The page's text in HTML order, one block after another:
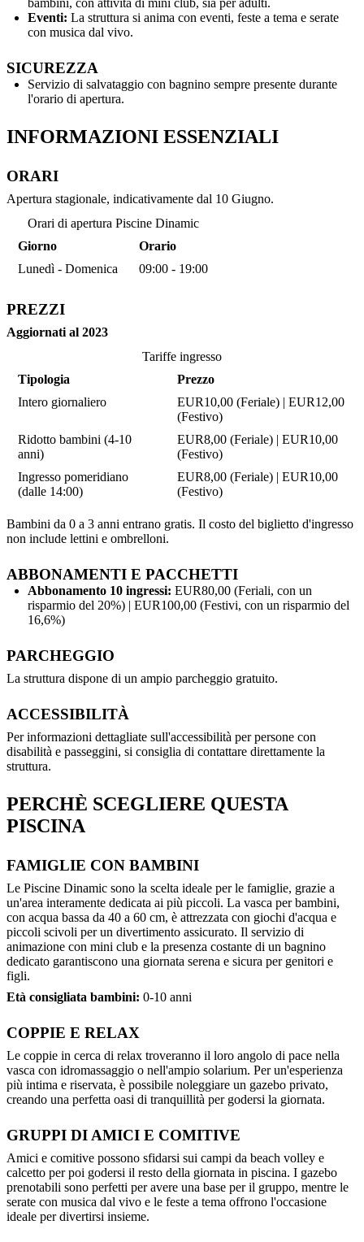
Eventi: La struttura si anima con eventi, feste a tema e serate
con musica dal vivo.
SICUREZZA
Servizio di salvataggio con bagnino sempre presente durante
l'orario di apertura.
INFORMAZIONI ESSENZIALI
ORARI
Apertura stagionale, indicativamente dal 10 Giugno.
Orari di apertura Piscine Dinamic
Giorno
Orario
Lunedì - Domenica
09:00 - 19:00
PREZZI
Aggiornati al 2023
Tariffe ingresso
Tipologia
Prezzo
Intero giornaliero
EUR10,00 (Feriale) | EUR12,00
(Festivo)
Ridotto bambini (4-10
anni)
EUR8,00 (Feriale) | EUR10,00
(Festivo)
Ingresso pomeridiano
(dalle 14:00)
EUR8,00 (Feriale) | EUR10,00
(Festivo)
Bambini da 0 a 3 anni entrano gratis. Il costo del biglietto d'ingresso
non include lettini e ombrelloni.
ABBONAMENTI E PACCHETTI
Abbonamento 10 ingressi: EUR80,00 (Feriali, con un
risparmio del 20%) | EUR100,00 (Festivi, con un risparmio del
16,6%)
PARCHEGGIO
La struttura dispone di un ampio parcheggio gratuito.
ACCESSIBILITÀ
Per informazioni dettagliate sull'accessibilità per persone con
disabilità e passeggini, si consiglia di contattare direttamente la
struttura.
PERCHÈ SCEGLIERE QUESTA
PISCINA
FAMIGLIE CON BAMBINI
Le Piscine Dinamic sono la scelta ideale per le famiglie, grazie a
un'area interamente dedicata ai più piccoli. La vasca per bambini,
con acqua bassa da 40 a 60 cm, è attrezzata con giochi d'acqua e
piccoli scivoli per un divertimento assicurato. Il servizio di
animazione con mini club e la presenza costante di un bagnino
dedicato garantiscono una giornata serena e sicura per genitori e
figli.
Età consigliata bambini: 0-10 anni
COPPIE E RELAX
Le coppie in cerca di relax troveranno il loro angolo di pace nella
vasca con idromassaggio o nell'ampio solarium. Per un'esperienza
più intima e riservata, è possibile noleggiare un gazebo privato,
creando una perfetta oasi di tranquillità per godersi la giornata.
GRUPPI DI AMICI E COMITIVE
Amici e comitive possono sfidarsi sui campi da beach volley e
calcetto per poi godersi il resto della giornata in piscina. I gazebo
prenotabili sono perfetti per avere una base per il gruppo, mentre le
serate con musica dal vivo e le feste a tema offrono l'occasione
ideale per divertirsi insieme.